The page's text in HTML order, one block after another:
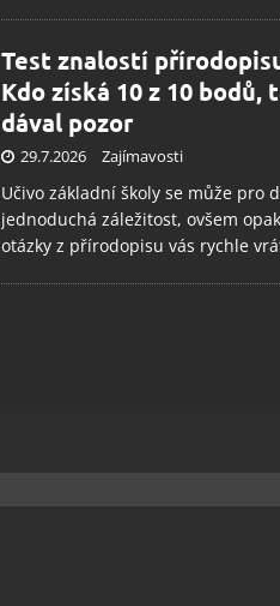
Test znalostí
Kdo získá 10 z 10 bodů,
dával pozor
29.7.2026 Zajímavosti
Učivo základní školy se může pro
jednoduchá záležitost, ovšem
otázky z přírodopisu vás rychle